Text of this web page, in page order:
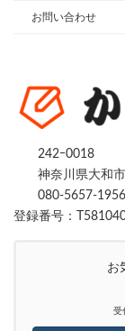
お問い合わせ
242ｰ0018
神奈川県大和
080-5657-
登録番号：
お
受